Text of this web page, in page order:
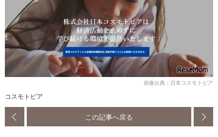
画像出典：日本コスモトピア
コスモトピア
この記事へ戻る